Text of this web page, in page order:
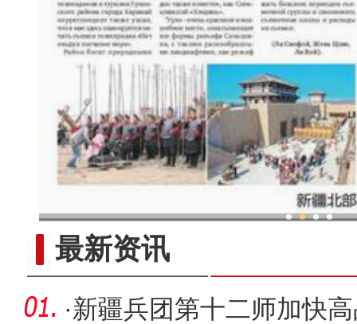
最新资讯
·新疆兵团第十二师加快